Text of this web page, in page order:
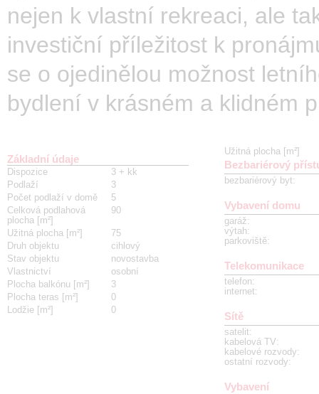
nejen k vlastní rekreaci, ale
investiční příležitost k
se o ojedinělou možnost
bydlení v krásném a klidném
Základní údaje
Dispozice
3 + kk
Podlaží
3
Počet podlaží v domě
5
Celková podlahová
plocha [m²]
90
Užitná plocha [m²]
75
Druh objektu
cihlový
Stav objektu
novostavba
Vlastnictví
osobní
Plocha balkónu [m²]
3
Plocha teras [m²]
0
Lodžie [m²]
0
Užitná plocha [m²]
Bezbariérový
bezbariérový byt:
Vybavení domu
garáž:
výtah:
parkoviště:
Telekomunikace
telefon:
internet:
Sítě
satelit:
kabelová TV:
kabelové rozvody:
ostatní rozvody:
Vybavení